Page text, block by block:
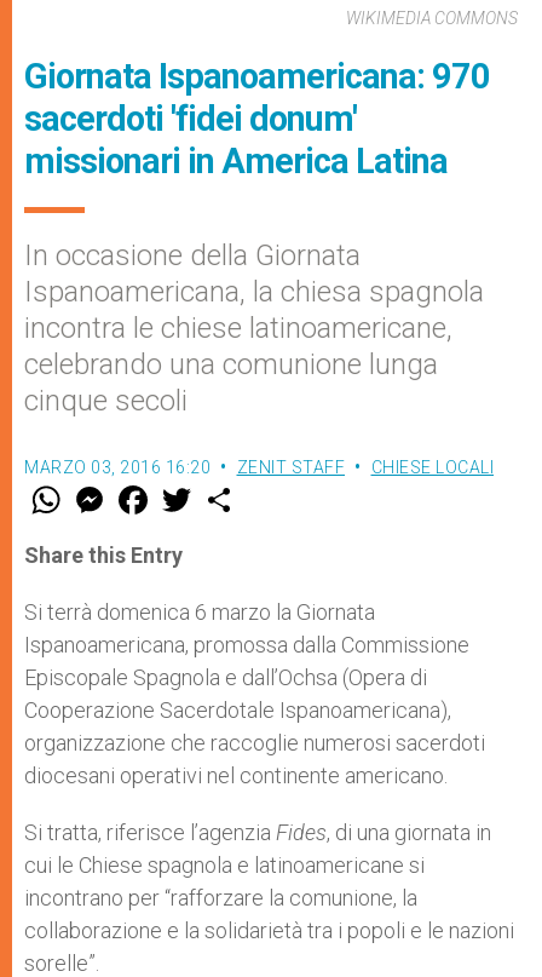
WIKIMEDIA COMMONS
Giornata Ispanoamericana: 970
sacerdoti 'fidei donum'
missionari in America Latina
In occasione della Giornata
Ispanoamericana, la chiesa spagnola
incontra le chiese latinoamericane,
celebrando una comunione lunga
cinque secoli
MARZO 03, 2016 16:20 ZENIT STAFF CHIESE LOCALI
W
t
s
p
p
M
e
s
e
g
e
r
F
a
e
b
o
k
w
r
Share this Entry
Si terrà domenica 6 marzo la Giornata
Ispanoamericana, promossa dalla Commissione
Episcopale Spagnola e dall’Ochsa (Opera di
Cooperazione Sacerdotale Ispanoamericana),
organizzazione che raccoglie numerosi sacerdoti
diocesani operativi nel continente americano.
Si tratta, riferisce l’agenzia Fides, di una giornata in
cui le Chiese spagnola e latinoamericane si
incontrano per “rafforzare la comunione, la
collaborazione e la solidarietà tra i popoli e le nazioni
sorelle”.